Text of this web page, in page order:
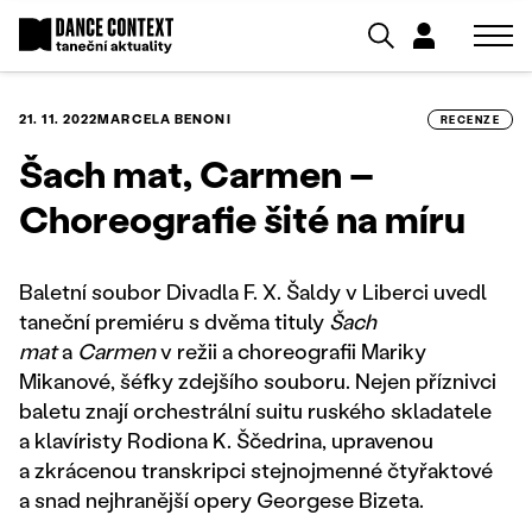
21. 11. 2022MARCELA BENONI RECENZE
Šach mat, Carmen –
Choreografie šité na míru
Baletní soubor Divadla F. X. Šaldy v Liberci uvedl
taneční premiéru s dvěma tituly Šach
mata Carmenv režii a choreografii Mariky
Mikanové, šéfky zdejšího souboru. Nejen příznivci
baletu znají orchestrální suitu ruského skladatele
a klavíristy Rodiona K. Ščedrina, upravenou
a zkrácenou transkripci stejnojmenné čtyřaktové
a snad nejhranější opery Georgese Bizeta.